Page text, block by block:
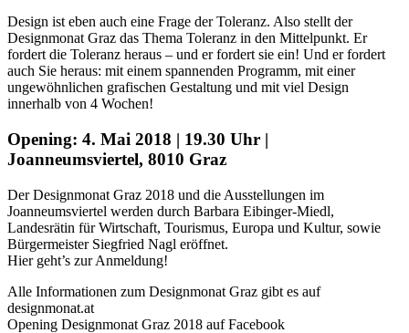
Design ist eben auch eine Frage der Toleranz. Also stellt der
Designmonat Graz das Thema Toleranz in den Mittelpunkt. Er
fordert die Toleranz heraus – und er fordert sie ein! Und er fordert
auch Sie heraus: mit einem spannenden Programm, mit einer
ungewöhnlichen grafischen Gestaltung und mit viel Design
innerhalb von 4 Wochen!
Opening: 4. Mai 2018 | 19.30 Uhr |
Joanneumsviertel, 8010 Graz
Der Designmonat Graz 2018 und die Ausstellungen im
Joanneumsviertel werden durch Barbara Eibinger-Miedl,
Landesrätin für Wirtschaft, Tourismus, Europa und Kultur, sowie
Bürgermeister Siegfried Nagl eröffnet.
Hier geht’s zur Anmeldung!
Alle Informationen zum Designmonat Graz gibt es auf
designmonat.at
Opening Designmonat Graz 2018 auf Facebook